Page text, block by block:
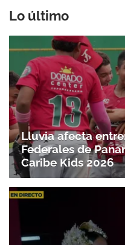
Lo último
Lluvia afecta
Federales de
Caribe Kids 2026